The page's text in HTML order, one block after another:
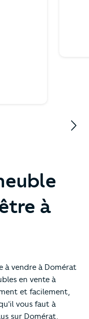
à
à vendre à Domérat
en vente à
et facilement,
vous faut à
sur Domérat,